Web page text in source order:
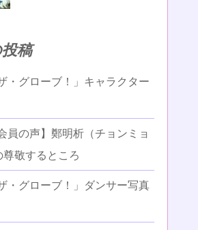
稿
・グローブ！」キャラクター
員の声】鄭明析（チョンミョ
敬するところ
・グローブ！」ダンサー写真